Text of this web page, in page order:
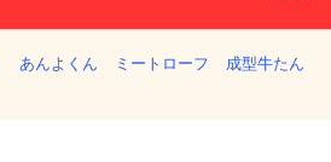
あんよくん ミートローフ 成型牛たん